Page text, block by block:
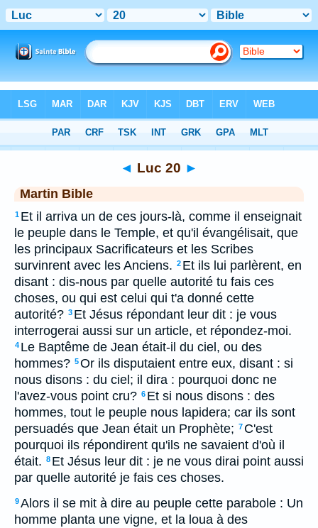
◄ Luc 20 ►
Martin Bible
1 Et il arriva un de ces jours-là, comme il enseignait
le peuple dans le Temple, et qu'il évangélisait, que
les principaux Sacrificateurs et les Scribes
survinrent avec les Anciens. 2 Et ils lui parlèrent, en
disant : dis-nous par quelle autorité tu fais ces
choses, ou qui est celui qui t'a donné cette
autorité? 3 Et Jésus répondant leur dit : je vous
interrogerai aussi sur un article, et répondez-moi.
4 Le Baptême de Jean était-il du ciel, ou des
hommes? 5Or ils disputaient entre eux, disant : si
nous disons : du ciel; il dira : pourquoi donc ne
l'avez-vous point cru? 6 Et si nous disons : des
hommes, tout le peuple nous lapidera; car ils sont
persuadés que Jean était un Prophète; 7 C'est
pourquoi ils répondirent qu'ils ne savaient d'où il
était. 8 Et Jésus leur dit : je ne vous dirai point aussi
par quelle autorité je fais ces choses.
9Alors il se mit à dire au peuple cette parabole : Un
homme planta une vigne, et la loua à des